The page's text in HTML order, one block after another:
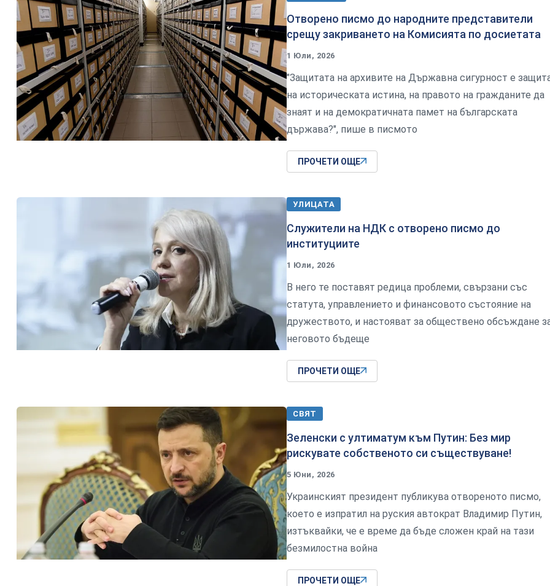
Отворено писмо до народните представители
срещу закриването на Комисията по досиетата
1 Юли, 2026
"Защитата на архивите на Държавна сигурност е
на историческата истина, на правото на гражданите да
знаят и на демократичната памет на българската
държава?", пише в писмото
ПРОЧЕТИ ОЩЕ
УЛИЦАТА
Служители на НДК с отворено писмо до
институциите
1 Юли, 2026
В него те поставят редица проблеми, свързани със
статута, управлението и финансовото състояние на
дружеството, и настояват за обществено обсъждане
неговото бъдеще
ПРОЧЕТИ ОЩЕ
СВЯТ
Зеленски с ултиматум към Путин: Без мир
рискувате собственото си съществуване!
5 Юни, 2026
Украинският президент публикува отвореното писмо,
което е изпратил на руския автократ Владимир Путин,
изтъквайки, че е време да бъде сложен край на тази
безмилостна война
ПРОЧЕТИ ОЩЕ